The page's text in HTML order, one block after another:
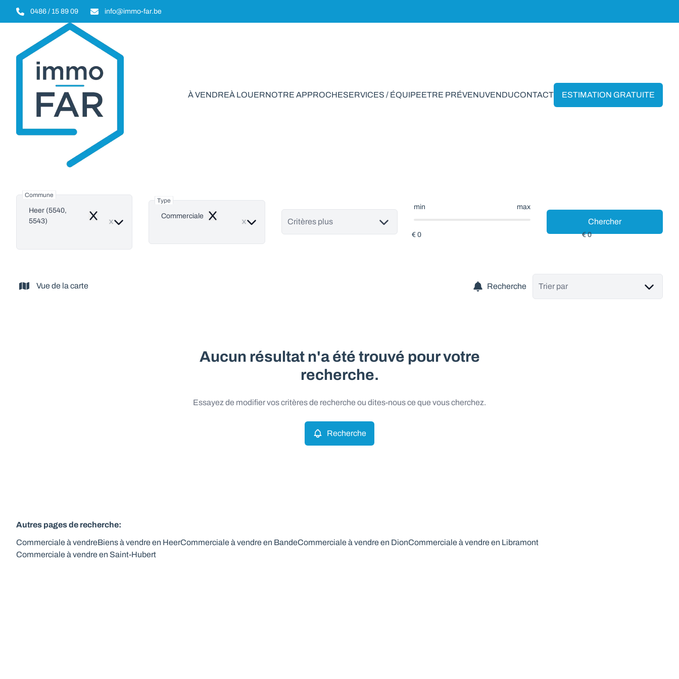
Aller au contenu principal
0486 / 15 89 09 info@immo-far.be
À VENDREÀ LOUERNOTRE APPROCHESERVICES / ÉQUIPEETRE PRÉVENUVENDUCONTACT ESTIMATION GRATUITE
Commune
Heer (5540,
5543)
Remove
Type
Commerciale Remove Critères plus
min max
Chercher
Vue de la carte Recherche Trier par
Aucun résultat n'a été trouvé pour votre
recherche.
Essayez de modifier vos critères de recherche ou dites-nous ce que vous cherchez.
Recherche
Autres pages de recherche:
Commerciale à vendreBiens à vendre en HeerCommerciale à vendre en BandeCommerciale à vendre en DionCommerciale à vendre en Libramont
Commerciale à vendre en Saint-Hubert